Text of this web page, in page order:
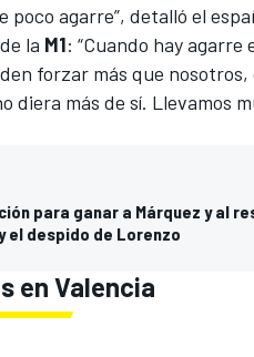
agarre”, detalló el
la M1: “Cuando hay
forzar más que
diera más de sí. Llevamos
para ganar a Márquez y al
el despido de Lorenzo
en Valencia